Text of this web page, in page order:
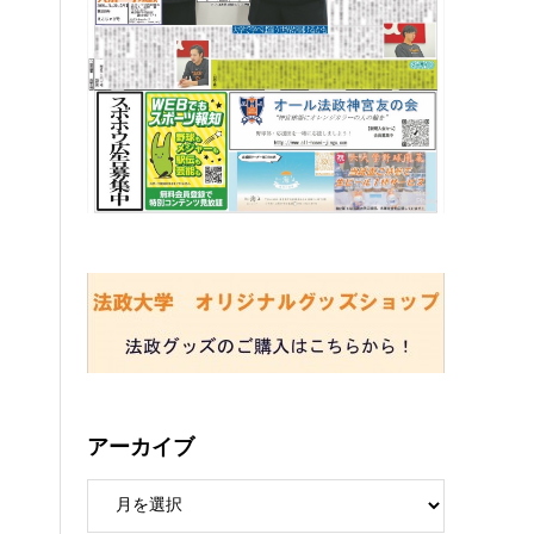
アーカイブ